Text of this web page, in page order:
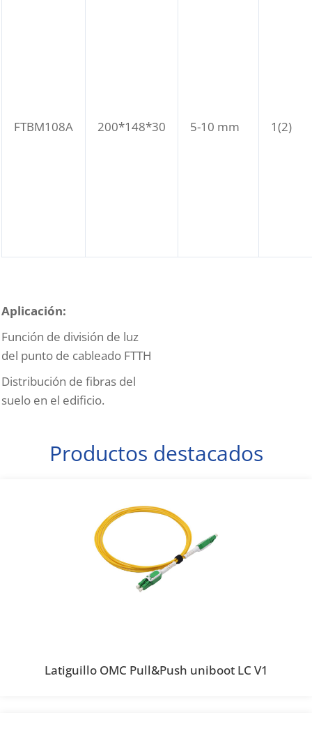
FTBM108A 200*148*30 5-10 mm 1(2)
Aplicación:
Función de división de luz
del punto de cableado FTTH
Distribución de fibras del
suelo en el edificio.
Productos destacados
Latiguillo OMC Pull&Push uniboot LC V1